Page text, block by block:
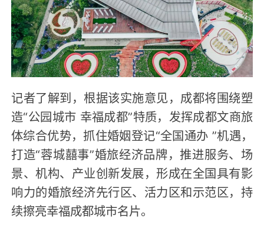
记者了解到，根据该实施意见，成都将围绕塑
造“公园城市 幸福成都”特质，发挥成都文商旅
体综合优势，抓住婚姻登记“全国通办 ”机遇，
打造“蓉城囍事”婚旅经济品牌，推进服务、场
景、机构、产业创新发展，形成在全国具有影
响力的婚旅经济先行区、活力区和示范区，持
续擦亮幸福成都城市名片。